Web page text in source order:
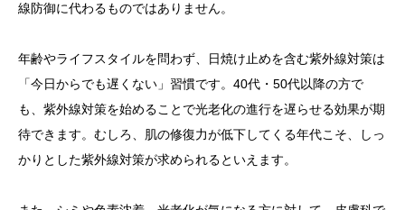
線防御に代わるものではありません。
年齢やライフスタイルを問わず、日焼け止めを含む紫外線対策は
「今日からでも遅くない」習慣です。40代・50代以降の方で
も、紫外線対策を始めることで光老化の進行を遅らせる効果が期
待できます。むしろ、肌の修復力が低下してくる年代こそ、しっ
かりとした紫外線対策が求められるといえます。